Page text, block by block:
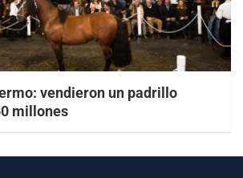
vendieron un padrillo
millones